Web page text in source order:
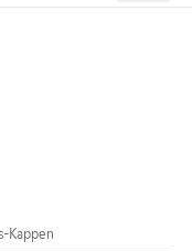
Kappen